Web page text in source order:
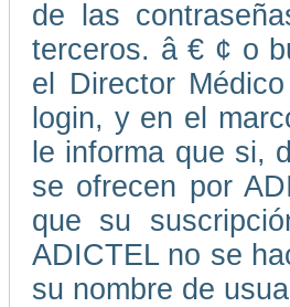
de las
terceros. â € ¢ o
el Director
login, y en el
le informa que si,
se ofrecen por
que su
ADICTEL no se
su nombre de